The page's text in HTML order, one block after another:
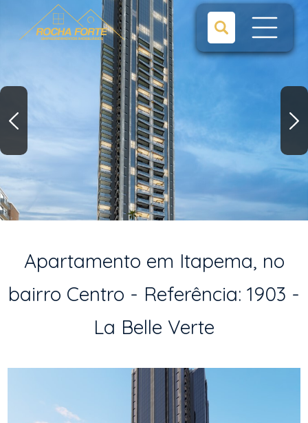
Apartamento em Itapema, no
bairro Centro - Referência: 1903 -
La Belle Verte